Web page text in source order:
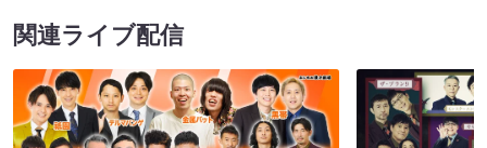
関連ライブ配信